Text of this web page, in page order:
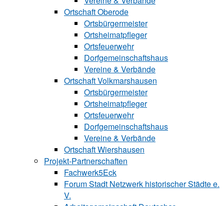
Ortschaft Oberode
Ortsbürgermeister
Ortsheimatpfle‍ger
Ortsfeuerwehr
Dorfgemeinschaftshaus
Vereine & Verbände
Ortschaft Volk‍mars‍hau‍sen
Ortsbürgermeister
Ortsheimatpfleger
Ortsfeuerwehr
Dorfgemeinschaftshaus
Vereine & Verbände
Ortschaft Wiershausen
Projekt-Partnerschaften
Fachwerk5Eck
Forum Stadt Netzwerk historischer Städte e.
V.